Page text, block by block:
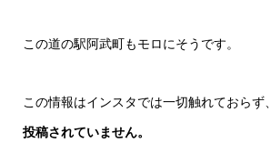
この道の駅阿武町もモロにそうです。
この情報はインスタでは一切触れておらず、
投稿されていません。